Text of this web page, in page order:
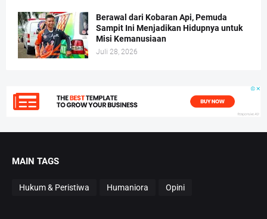
Berawal dari Kobaran Api, Pemuda
Sampit Ini Menjadikan Hidupnya untuk
Misi Kemanusiaan
Juli 28, 2026
MAIN TAGS
Hukum & Peristiwa Humaniora Opini